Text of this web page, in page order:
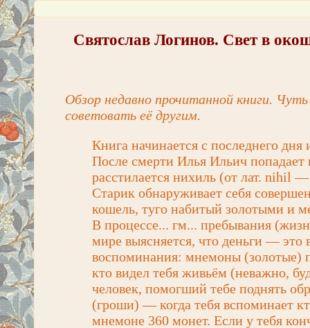
Святослав Логинов. Свет в
Обзор недавно прочитанной книги.
советовать её другим.
Книга начинается с последнего дня
После смерти Илья Ильич попадает
расстилается нихиль (от лат. nihil
Старик обнаруживает себя
кошель, туго набитый золотыми
В процессе... гм... пребывания
мире выясняется, что деньги — это
воспоминания: мнемоны (золотые)
кто видел тебя живьём (неважно,
человек, помогший тебе поднять
(гроши) — когда тебя вспоминает
мнемоне 360 монет. Если у тебя